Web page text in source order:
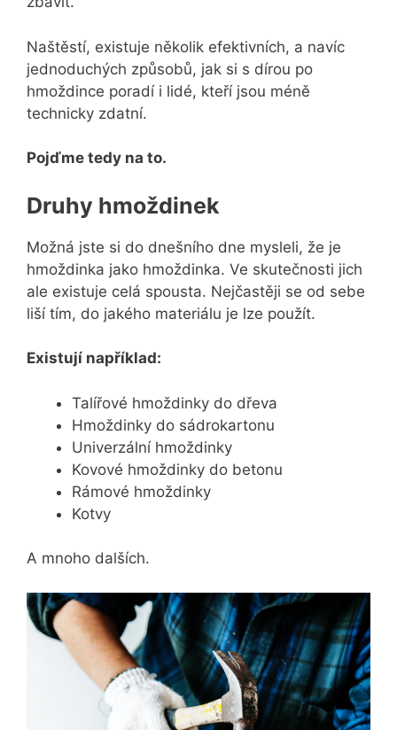
Naštěstí, existuje několik efektivních, a navíc
jednoduchých způsobů, jak si s dírou po
hmoždince poradí i lidé, kteří jsou méně
technicky zdatní.
Pojďme tedy na to.
Druhy hmoždinek
Možná jste si do dnešního dne mysleli, že je
hmoždinka jako hmoždinka. Ve skutečnosti jich
ale existuje celá spousta. Nejčastěji se od sebe
liší tím, do jakého materiálu je lze použít.
Existují například:
Talířové hmoždinky do dřeva
Hmoždinky do sádrokartonu
Univerzální hmoždinky
Kovové hmoždinky do betonu
Rámové hmoždinky
Kotvy
A mnoho dalších.